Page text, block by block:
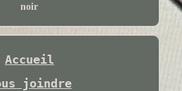
noir
Accueil
joindre